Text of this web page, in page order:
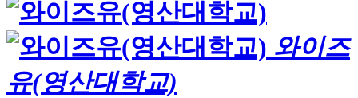
와이즈
유(영산대학교)